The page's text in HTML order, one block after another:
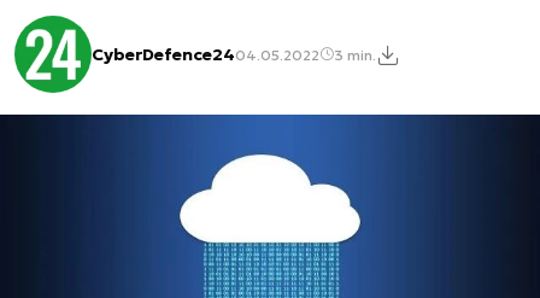
CyberDefence2404.05.2022 3 min.